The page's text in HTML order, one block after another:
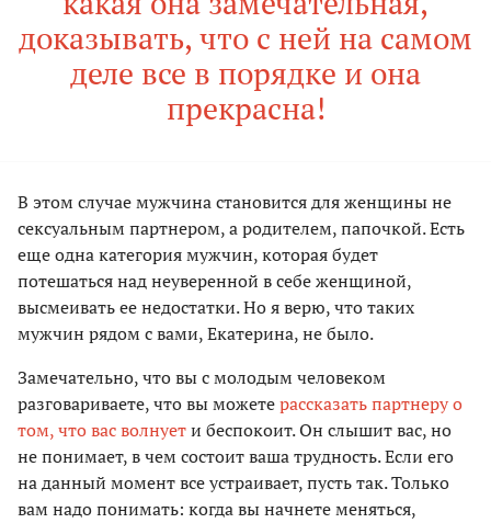
доказывать, что с ней на самом
деле все в порядке и она
прекрасна!
В этом случае мужчина становится для женщины не
сексуальным партнером, а родителем, папочкой. Есть
еще одна категория мужчин, которая будет
потешаться над неуверенной в себе женщиной,
высмеивать ее недостатки. Но я верю, что таких
мужчин рядом с вами, Екатерина, не было.
Замечательно, что вы с молодым человеком
разговариваете, что вы можетерассказать партнеру о
том, что вас волнуети беспокоит. Он слышит вас, но
не понимает, в чем состоит ваша трудность. Если его
на данный момент все устраивает, пусть так. Только
вам надо понимать: когда вы начнете меняться,